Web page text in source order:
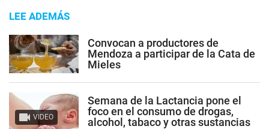
LEE ADEMÁS
Convocan a productores de
Mendoza a participar de la Cata de
Mieles
VIDEO
Semana de la Lactancia pone el
foco en el consumo de drogas,
alcohol, tabaco y otras sustancias